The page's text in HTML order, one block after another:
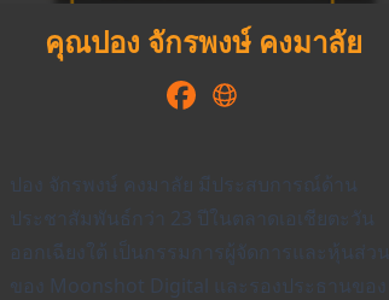
คุณปอง จักรพงษ์ คงมาลัย
ปอง จักรพงษ์ คงมาลัย มีประสบการณ์ด้าน
ประชาสัมพันธ์กว่า 23 ปีในตลาดเอเชียตะวัน
ออกเฉียงใต้ เป็นกรรมการผู้จัดการและหุ้นส่วน
ของ Moonshot Digital และรองประธานของ